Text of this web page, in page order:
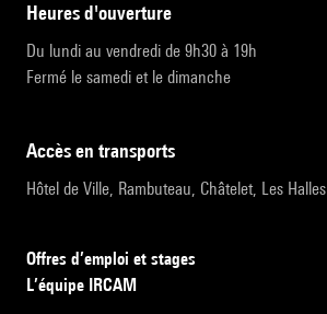
heures d'ouverture
Du lundi au vendredi de 9h30 à 19h
Fermé le samedi et le dimanche
accès en transports
Hôtel de Ville, Rambuteau, Châtelet, Les Halles
Offres d’emploi et stages
L’équipe IRCAM